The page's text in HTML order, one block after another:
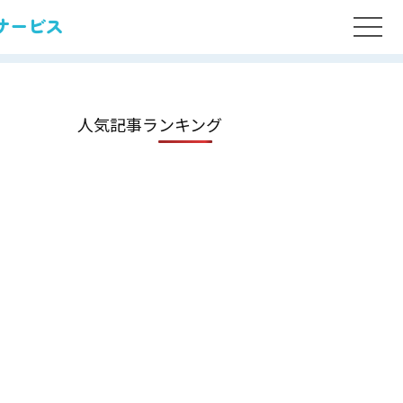
ービス
人気記事ランキング